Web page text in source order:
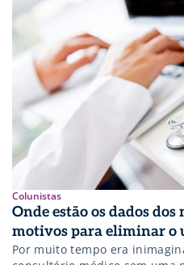
Colunistas
Onde estão os dados dos
motivos para eliminar o
Por muito tempo era